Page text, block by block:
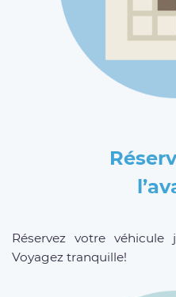
Réservez votre véhicule
Voyagez tranquille!